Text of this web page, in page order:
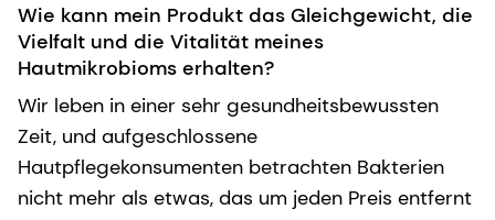
Wie kann mein Produkt das Gleichgewicht, die
Vielfalt und die Vitalität meines
Hautmikrobioms erhalten?
Wir leben in einer sehr gesundheitsbewussten
Zeit, und aufgeschlossene
Hautpflegekonsumenten betrachten Bakterien
nicht mehr als etwas, das um jeden Preis entfernt